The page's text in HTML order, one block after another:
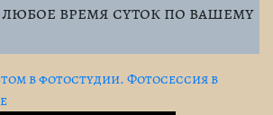
время суток по вашему